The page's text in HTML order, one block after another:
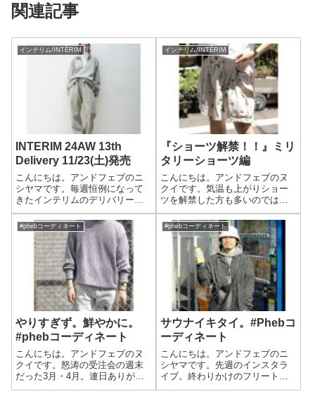
関連記事
インテリム/INTĒRIM
INTERIM 24AW 13th
Delivery 11/23(土)発売
こんにちは。アンドフェブのニ
シヤマです。毎週恒例になって
きたインテリムのデリバリー。
実は残りわずかです！名残惜し
い、、、。今週はドライバーズ
ニット＆ベストとオリジナルフ
ァブリックを使用したウールス
ウェットシリーズが登場。気温
もちょうど良くな...
インテリム/INTĒRIM
『ショーツ解禁！！』ミリ
タリーショーツ編
こんにちは。アンドフェブのヌ
クイです。気温も上がりショー
ツを解禁した方も多いのではな
いでしょうか。年々長くなる、
暑さに耐えうるために、アンド
フェブでは選りすぐりのショー
ツを展開しております。前回の
ブログはこちらから。『ショー
ツ解禁！！』タッ...
#phebコーディネート
やりすぎず。鮮やかに。
#phebコーディネート
こんにちは。アンドフェブのヌ
クイです。怒涛の受注会の週末
だった3月・4月。連日ありがと
うございます。ということで、
#phebコーディネート
サウナイキタイ。#Phebコ
ーディネート
こんにちは。アンドフェブのニ
シヤマです。先週のインスタラ
イブ。終わりかけのフリートー
ク時にふと「ブログでやって欲